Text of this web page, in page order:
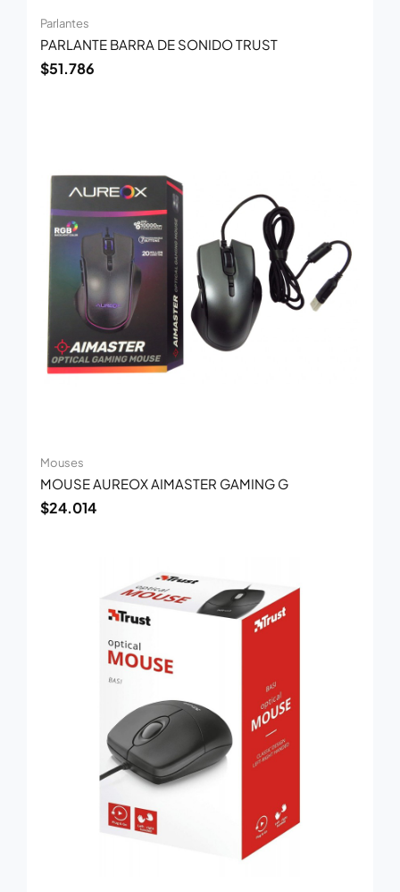
Parlantes
PARLANTE BARRA DE SONIDO TRUST
$51.786
Mouses
MOUSE AUREOX AIMASTER GAMING G
$24.014